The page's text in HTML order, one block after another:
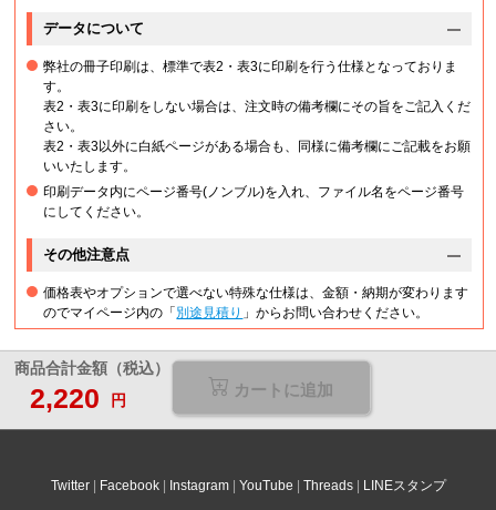
データについて
弊社の冊子印刷は、標準で表2・表3に印刷を行う仕様となっておりま
す。
表2・表3に印刷をしない場合は、注文時の備考欄にその旨をご記入くだ
さい。
表2・表3以外に白紙ページがある場合も、同様に備考欄にご記載をお願
いいたします。
印刷データ内にページ番号(ノンブル)を入れ、ファイル名をページ番号
にしてください。
その他注意点
価格表やオプションで選べない特殊な仕様は、金額・納期が変わります
のでマイページ内の「 別途見積り 」からお問い合わせください。
商品合計金額（税込）
2,220 円
カートに追加
Twitter Facebook Instagram YouTube Threads LINEスタンプ